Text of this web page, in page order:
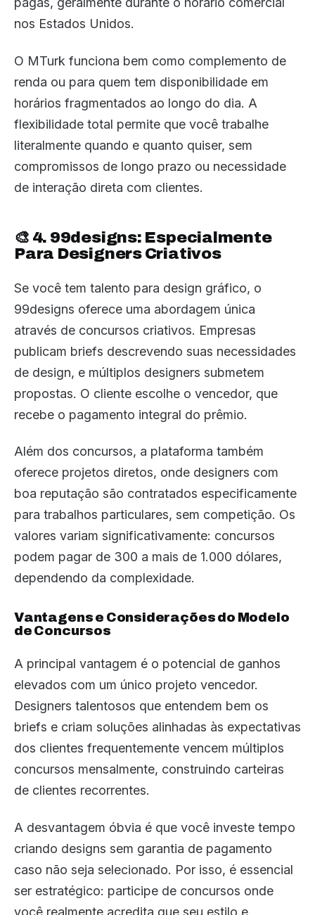
nos Estados Unidos.
O MTurk funciona bem como complemento de
renda ou para quem tem disponibilidade em
horários fragmentados ao longo do dia. A
flexibilidade total permite que você trabalhe
literalmente quando e quanto quiser, sem
compromissos de longo prazo ou necessidade
de interação direta com clientes.
🎨 4. 99designs: Especialmente
Para Designers Criativos
Se você tem talento para design gráfico, o
99designs oferece uma abordagem única
através de concursos criativos. Empresas
publicam briefs descrevendo suas necessidades
de design, e múltiplos designers submetem
propostas. O cliente escolhe o vencedor, que
recebe o pagamento integral do prêmio.
Além dos concursos, a plataforma também
oferece projetos diretos, onde designers com
boa reputação são contratados especificamente
para trabalhos particulares, sem competição. Os
valores variam significativamente: concursos
podem pagar de 300 a mais de 1.000 dólares,
dependendo da complexidade.
Vantagens e Considerações do Modelo
de Concursos
A principal vantagem é o potencial de ganhos
elevados com um único projeto vencedor.
Designers talentosos que entendem bem os
briefs e criam soluções alinhadas às expectativas
dos clientes frequentemente vencem múltiplos
concursos mensalmente, construindo carteiras
de clientes recorrentes.
A desvantagem óbvia é que você investe tempo
criando designs sem garantia de pagamento
caso não seja selecionado. Por isso, é essencial
ser estratégico: participe de concursos onde
você realmente acredita que seu estilo e